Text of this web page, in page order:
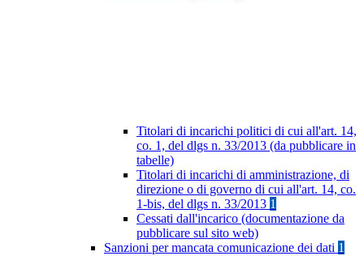
Titolari di incarichi politici di cui all'art. 14,
co. 1, del dlgs n. 33/2013 (da pubblicare in
tabelle)
Titolari di incarichi di amministrazione, di
direzione o di governo di cui all'art. 14, co.
1-bis, del dlgs n. 33/2013 1
Cessati dall'incarico (documentazione da
pubblicare sul sito web)
Sanzioni per mancata comunicazione dei dati 1